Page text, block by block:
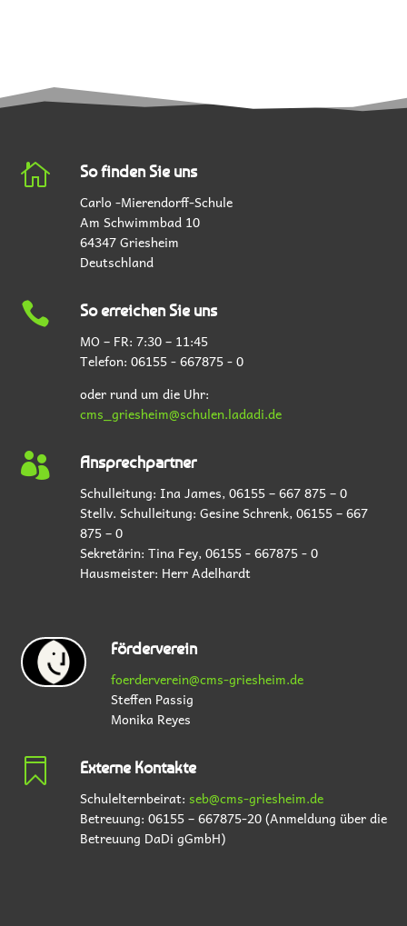

So finden Sie uns
Carlo -Mierendorff-Schule
Am Schwimmbad 10
64347 Griesheim
Deutschland

So erreichen Sie uns
MO – FR: 7:30 – 11:45
Telefon: 06155 - 667875 - 0
oder rund um die Uhr:
cms_griesheim@schulen.ladadi.de

Ansprechpartner
Schulleitung: Ina James, 06155 – 667 875 – 0
Stellv. Schulleitung: Gesine Schrenk, 06155 – 667
875 – 0
Sekretärin: Tina Fey, 06155 - 667875 - 0
Hausmeister: Herr Adelhardt
Förderverein
foerderverein@cms-griesheim.de
Steffen Passig
Monika Reyes

Externe Kontakte
Schulelternbeirat: seb@cms-griesheim.de
Betreuung: 06155 – 667875-20 (Anmeldung über die
Betreuung DaDi gGmbH)